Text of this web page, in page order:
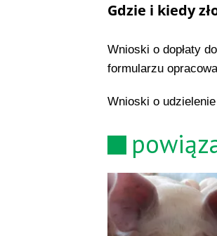
Gdzie i kiedy
Wnioski o dopłaty
formularzu
Wnioski o